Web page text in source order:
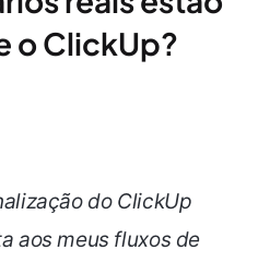
o ClickUp?
do ClickUp
aos meus fluxos de